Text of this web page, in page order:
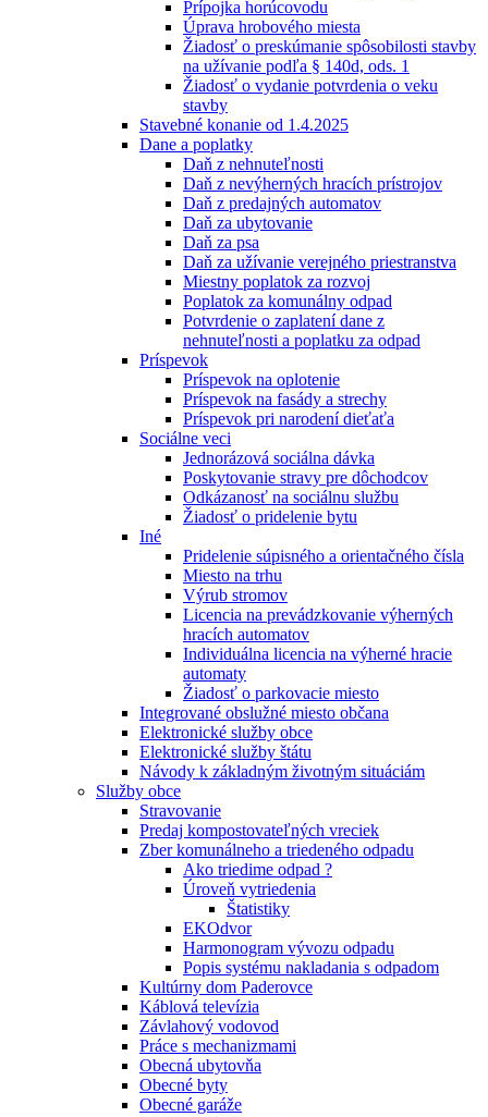
Prípojka horúcovodu
Úprava hrobového miesta
Žiadosť o preskúmanie spôsobilosti stavby
na užívanie podľa § 140d, ods. 1
Žiadosť o vydanie potvrdenia o veku
stavby
Stavebné konanie od 1.4.2025
Dane a poplatky
Daň z nehnuteľnosti
Daň z nevýherných hracích prístrojov
Daň z predajných automatov
Daň za ubytovanie
Daň za psa
Daň za užívanie verejného priestranstva
Miestny poplatok za rozvoj
Poplatok za komunálny odpad
Potvrdenie o zaplatení dane z
nehnuteľnosti a poplatku za odpad
Príspevok
Príspevok na oplotenie
Príspevok na fasády a strechy
Príspevok pri narodení dieťaťa
Sociálne veci
Jednorázová sociálna dávka
Poskytovanie stravy pre dôchodcov
Odkázanosť na sociálnu službu
Žiadosť o pridelenie bytu
Iné
Pridelenie súpisného a orientačného čísla
Miesto na trhu
Výrub stromov
Licencia na prevádzkovanie výherných
hracích automatov
Individuálna licencia na výherné hracie
automaty
Žiadosť o parkovacie miesto
Integrované obslužné miesto občana
Elektronické služby obce
Elektronické služby štátu
Návody k základným životným situáciám
Služby obce
Stravovanie
Predaj kompostovateľných vreciek
Zber komunálneho a triedeného odpadu
Ako triedime odpad ?
Úroveň vytriedenia
Štatistiky
EKOdvor
Harmonogram vývozu odpadu
Popis systému nakladania s odpadom
Kultúrny dom Paderovce
Káblová televízia
Závlahový vodovod
Práce s mechanizmami
Obecná ubytovňa
Obecné byty
Obecné garáže